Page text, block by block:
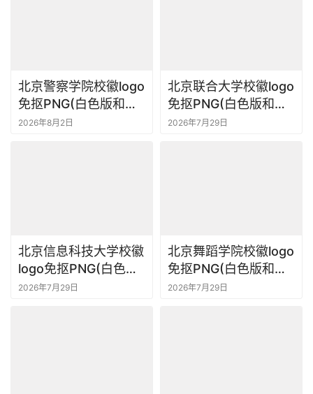
U
计
素
材
北京警察学院校徽logo
免抠PNG(白色版和彩
色版)ai,SVG矢量素材
2026年8月2日
北京联合大学校徽logo
免抠PNG(白色版和彩
色版)ai,SVG矢量素材
2026年7月29日
北京信息科技大学校徽
logo免抠PNG(白色版
和彩色版)ai,SVG矢量
2026年7月29日
北京舞蹈学院校徽logo
免抠PNG(白色版和彩
色版)ai,SVG矢量素材
2026年7月29日